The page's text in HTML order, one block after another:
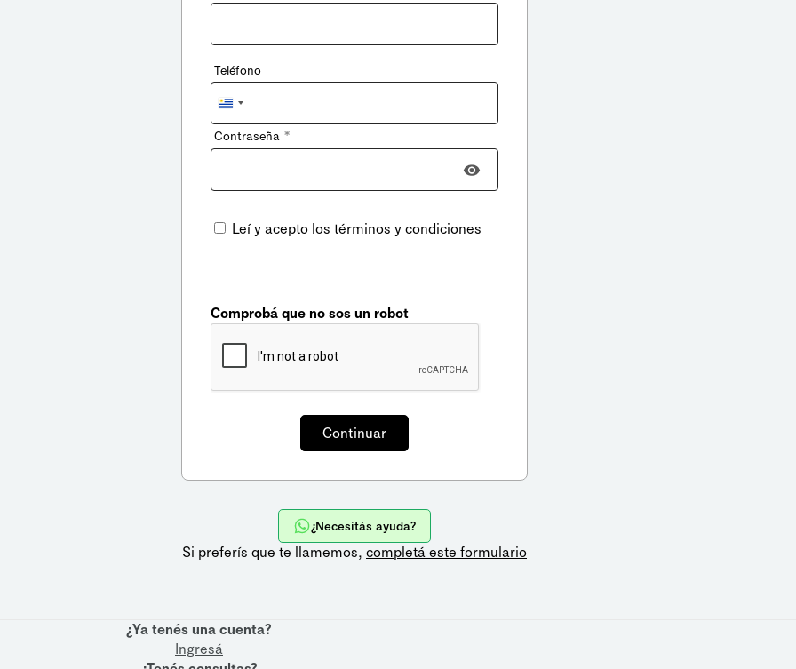
Teléfono
Uruguay
+598
Contraseña *
Leí y acepto los términos y condiciones
Comprobá que no sos un robot
¿Necesitás ayuda?
Si preferís que te llamemos, completá este formulario
¿Ya tenés una cuenta?
Ingresá